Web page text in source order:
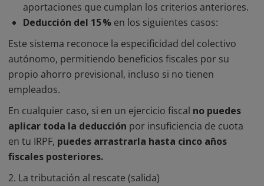
aportaciones que cumplan los criterios anteriores.
Deducción del 15 % en los siguientes casos:
Este sistema reconoce la especificidad del colectivo
autónomo, permitiendo beneficios fiscales por su
propio ahorro previsional, incluso si no tienen
empleados.
En cualquier caso, si en un ejercicio fiscal no puedes
aplicar toda la deducción por insuficiencia de cuota
en tu IRPF, puedes arrastrarla hasta cinco años
fiscales posteriores.
2. La tributación al rescate (salida)